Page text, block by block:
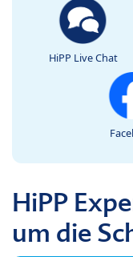
HiPP Live Chat
HiPP
um die